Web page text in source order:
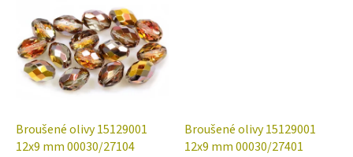
Broušené olivy 15129001
12x9 mm 00030/27104
Broušené olivy 15129001
12x9 mm 00030/27401